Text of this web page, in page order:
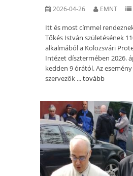
2026-04-26 EMNT
Itt és most címmel
Tőkés István születésének
alkalmából a Kolozsvári
Intézet dísztermében 2026.
kedden 9 órától. Az
szervezők ...tovább